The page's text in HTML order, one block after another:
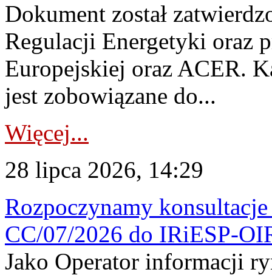
Dokument został
Regulacji Energetyki oraz
Europejskiej oraz ACER.
jest zobowiązane do...
Więcej...
28 lipca 2026, 14:29
Rozpoczynamy
CC/07/2026 do IRiESP-
Jako Operator informacji